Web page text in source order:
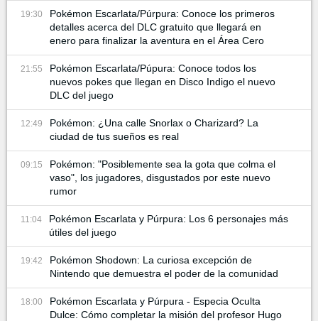
19:30
Pokémon Escarlata/Púrpura: Conoce los primeros
detalles acerca del DLC gratuito que llegará en
enero para finalizar la aventura en el Área Cero
21:55
Pokémon Escarlata/Púpura: Conoce todos los
nuevos pokes que llegan en Disco Indigo el nuevo
DLC del juego
12:49
Pokémon: ¿Una calle Snorlax o Charizard? La
ciudad de tus sueños es real
09:15
Pokémon: "Posiblemente sea la gota que colma el
vaso", los jugadores, disgustados por este nuevo
rumor
11:04
Pokémon Escarlata y Púrpura: Los 6 personajes más
útiles del juego
19:42
Pokémon Shodown: La curiosa excepción de
Nintendo que demuestra el poder de la comunidad
18:00
Pokémon Escarlata y Púrpura - Especia Oculta
Dulce: Cómo completar la misión del profesor Hugo